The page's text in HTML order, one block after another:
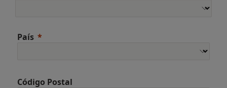
País
Código Postal